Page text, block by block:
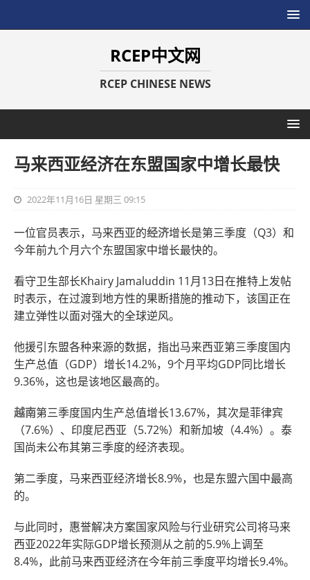
RCEP中文网
RCEP CHINESE NEWS
马来西亚经济在东盟国家中增长最快
2022年11月16日 星期三 09:15
一位官员表示，马来西亚的经济增长是第三季度（Q3）和
今年前九个月六个东盟国家中增长最快的。
看守卫生部长Khairy Jamaluddin 11月13日在推特上发帖
时表示，在过渡到地方性的果断措施的推动下，该国正在
建立弹性以面对强大的全球逆风。
他援引东盟各种来源的数据，指出马来西亚第三季度国内
生产总值（GDP）增长14.2%，9个月平均GDP同比增长
9.36%，这也是该地区最高的。
越南第三季度国内生产总值增长13.67%，其次是菲律宾
（7.6%）、印度尼西亚（5.72%）和新加坡（4.4%）。泰
国尚未公布其第三季度的经济表现。
第二季度，马来西亚经济增长8.9%，也是东盟六国中最高
的。
与此同时，惠誉解决方案国家风险与行业研究公司将马来
西亚2022年实际GDP增长预测从之前的5.9%上调至
8.4%，此前马来西亚经济在今年前三季度平均增长9.4%。